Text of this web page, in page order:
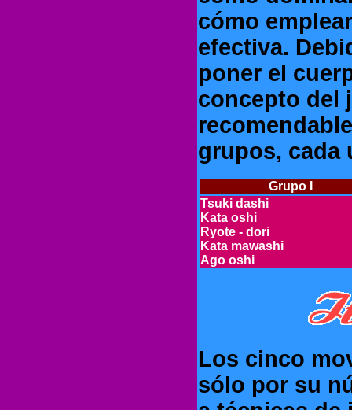
cómo
efectiva.
poner el
concepto del
grupos, cada
Grupo I
Tsuki dashi
Kata oshi
Ryote - dori
Kata mawashi
Ago oshi
Los cinco
sólo por su